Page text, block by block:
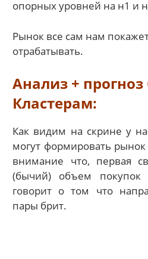
опорных уровней на н1 и
Рынок все сам нам
отрабатывать.
Анализ + прогноз
Кластерам:
Как видим на скрине у
могут формировать
внимание что, первая
(бычий) объем
говорит о том что
пары брит.